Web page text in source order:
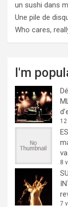
un sushi dans
Une pile de
Who cares,
I'm
8
7